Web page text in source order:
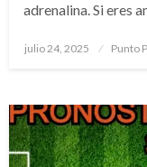
adrenalina. Si eres
Publicado
julio 24, 2025 Punto